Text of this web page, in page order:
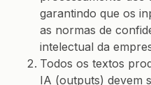
garantindo que os
as normas de
intelectual da
Todos os textos
IA (outputs) devem